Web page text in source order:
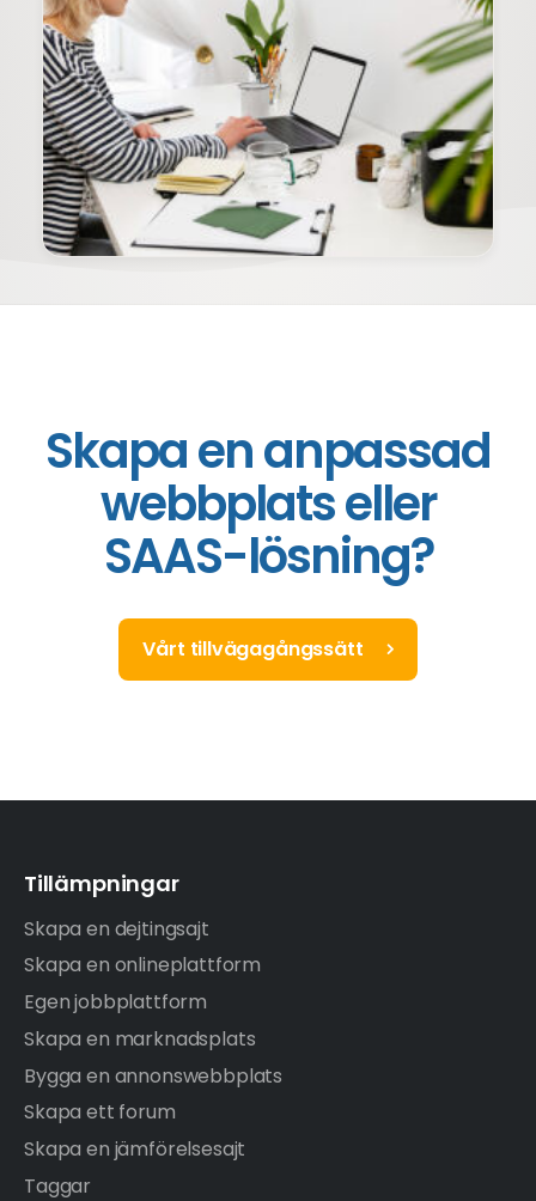
Skapa en anpassad
webbplats eller
SAAS-lösning?
Vårt tillvägagångssätt
Tillämpningar
Skapa en dejtingsajt
Skapa en onlineplattform
Egen jobbplattform
Skapa en marknadsplats
Bygga en annonswebbplats
Skapa ett forum
Skapa en jämförelsesajt
Taggar